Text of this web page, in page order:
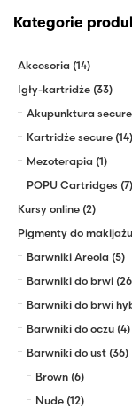
Kategorie
Akcesoria (14)
Igły-kartridże (33)
Akupunktura secure
Kartridże secure (14)
Mezoterapia (1)
POPU Cartridges (7)
Kursy online (2)
Pigmenty do
Barwniki Areola (5)
Barwniki do brwi
Barwniki do brwi
Barwniki do oczu (4)
Barwniki do ust (36)
Brown (6)
Nude (12)